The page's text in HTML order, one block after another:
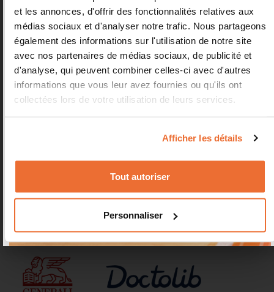
et les annonces, d'offrir des fonctionnalités relatives aux
médias sociaux et d'analyser notre trafic. Nous partageons
également des informations sur l'utilisation de notre site
avec nos partenaires de médias sociaux, de publicité et
d'analyse, qui peuvent combiner celles-ci avec d'autres
informations que vous leur avez fournies ou qu'ils ont
collectées lors de votre utilisation de leurs services.
Afficher les détails
Tout autoriser
Personnaliser
Toutes l'équipe étaient au petit soin avec nous !
Je recommande cet endroit, que ce soit pour vos
soirées d’entreprises ou tout simplement pour y
aller avec vos enfants ! Vous allez y être choyés
!!"
SOUMYA BENMOUSSA
"Super accueil dans le cadre d’une journée
d’entreprise. Oumou a été très attentionnée tout
au long de l’après-midi."
CLARA ROUX
AVIS GOOGLE